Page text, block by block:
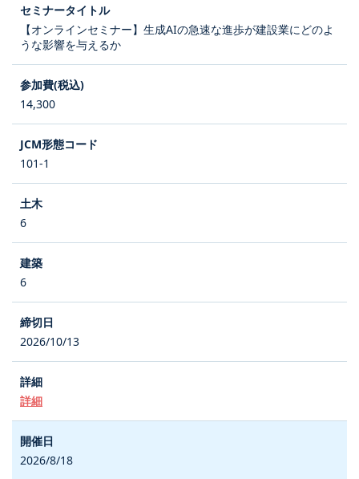
【オンラインセミナー】生成AIの急速な進歩が建設業にどのよ
うな影響を与えるか
14,300
101-1
6
6
2026/10/13
詳細
2026/8/18